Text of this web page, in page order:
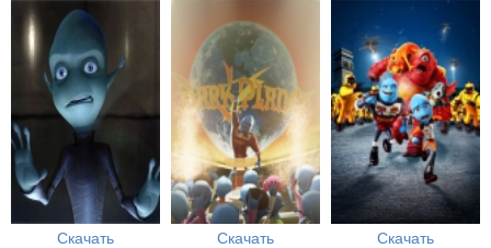
Скачать Скачать Скачать